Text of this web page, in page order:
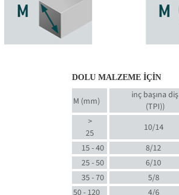
DOLU MALZEME İÇİN
M (mm)
inç başına diş
(TPI))
>
25
10/14
15 - 40
8/12
25 - 50
6/10
35 - 70
5/8